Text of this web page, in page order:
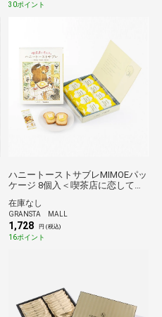
30ポイント
ハニートーストサブレMIMOEパッ
ケージ 8個入＜喫茶店に恋して。
在庫なし
GRANSTA MALL
1,728 円 (税込)
16ポイント